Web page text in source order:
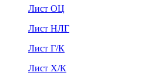
Лист ОЦ
Лист НЛГ
Лист Г/К
Лист Х/К